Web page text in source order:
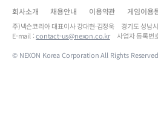
회사소개 채용안내 이용약관 게임이용
주)넥슨코리아 대표이사 강대현·김정욱 경기도 성
E-mail :contact-us@nexon.co.kr사업자 등록번
© NEXON Korea Corporation All Rights